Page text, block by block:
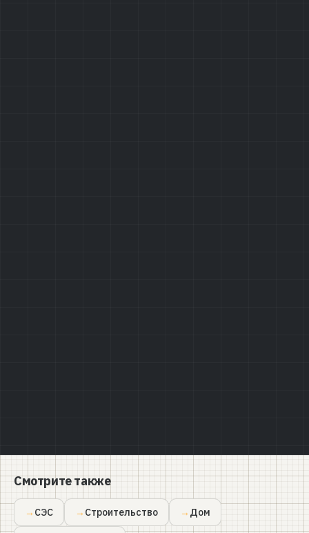
Смотрите также
СЭС Строительство Дом